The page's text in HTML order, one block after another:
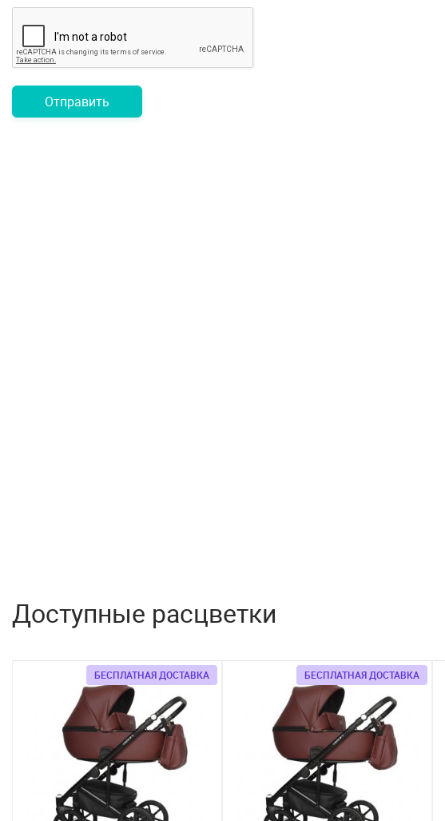
Отправить
Доступные расцветки
БЕСПЛАТНАЯ ДОСТАВКА БЕСПЛАТНАЯ ДОСТАВКА